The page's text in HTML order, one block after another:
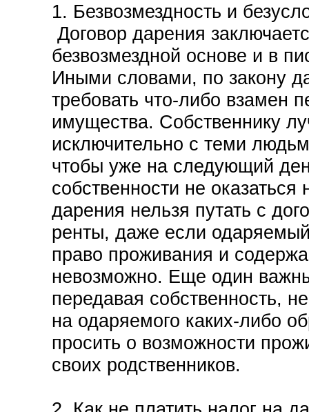
1. Безвозмездность и
Договор дарения
безвозмездной основе и в
Иными словами, по закону
требовать что-либо взамен
имущества. Собственнику
исключительно с теми
чтобы уже на следующий
собственности не
дарения нельзя путать с
ренты, даже если
право проживания и
невозможно. Еще один
передавая собственность,
на одаряемого каких-либо
просить о возможности
своих родственников.